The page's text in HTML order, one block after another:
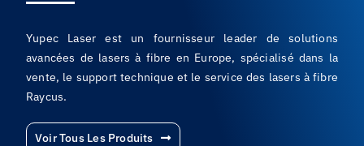
Yupec Laser est un fournisseur leader de solutions
avancées de lasers à fibre en Europe, spécialisé dans la
vente, le support technique et le service des lasers à fibre
Raycus.
Voir Tous Les Produits